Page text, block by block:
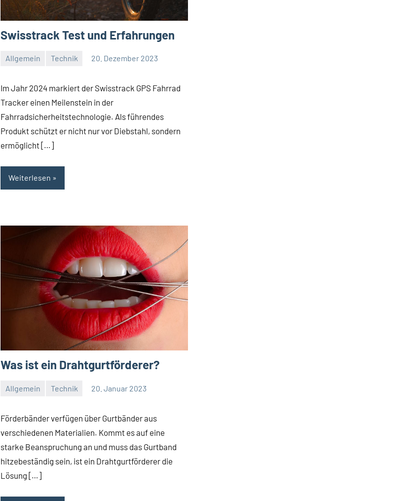
Swisstrack Test und Erfahrungen
Allgemein Technik 20. Dezember 2023
Redaktion
Keine
Im Jahr 2024 markiert der Swisstrack GPS Fahrrad
Tracker einen Meilenstein in der
Fahrradsicherheitstechnologie. Als führendes
Produkt schützt er nicht nur vor Diebstahl, sondern
ermöglicht […]
Weiterlesen
Was ist ein Drahtgurtförderer?
Allgemein Technik 20. Januar 2023
Redaktion
Keine
Förderbänder verfügen über Gurtbänder aus
verschiedenen Materialien. Kommt es auf eine
starke Beanspruchung an und muss das Gurtband
hitzebeständig sein, ist ein Drahtgurtförderer die
Lösung […]